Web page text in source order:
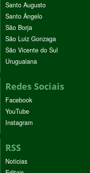
Santo Augusto
Santo Ângelo
São Borja
São Luiz Gonzaga
São Vicente do Sul
Uruguaiana
Redes Sociais
Facebook
YouTube
Instagram
RSS
Noticias